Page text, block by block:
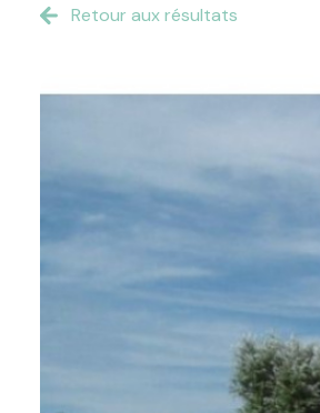
Retour aux résultats